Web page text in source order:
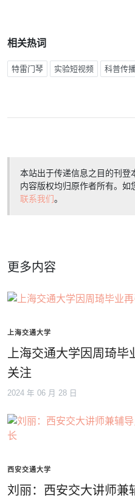
相关热词
特雷门琴 实验短视频 科普传
本站出于传递信息之目的刊登
内容版权均归原作者所有。
联系我们。
更多内容
上海交通大学
上海交通大学因周琦
关注
2024 年 06 月 28 日
西安交通大学
刘丽：西安交大讲师兼